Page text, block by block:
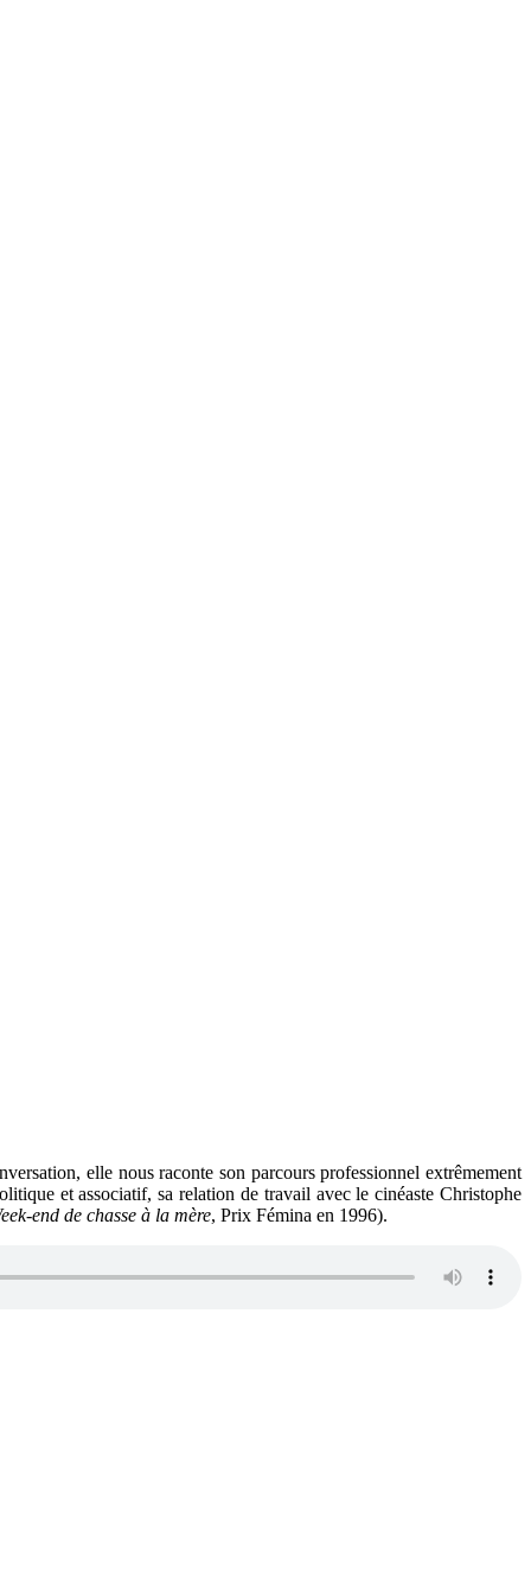
elle nous raconte son parcours professionnel extrêmement
et associatif, sa relation de travail avec le cinéaste Christophe
end de chasse à la mère, Prix Fémina en 1996).